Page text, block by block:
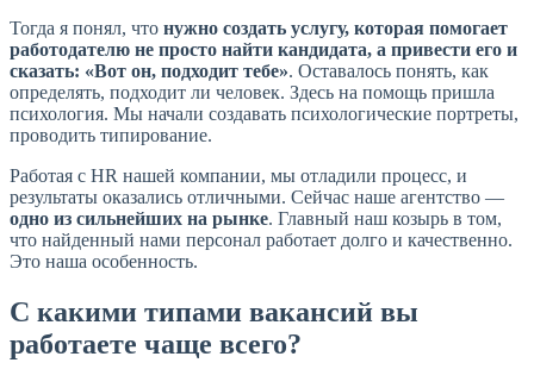
Тогда я понял, что нужно создать услугу, которая помогает
работодателю не просто найти кандидата, а привести его и
сказать: «Вот он, подходит тебе». Оставалось понять, как
определять, подходит ли человек. Здесь на помощь пришла
психология. Мы начали создавать психологические портреты,
проводить типирование.
Работая с HR нашей компании, мы отладили процесс, и
результаты оказались отличными. Сейчас наше агентство —
одно из сильнейших на рынке. Главный наш козырь в том,
что найденный нами персонал работает долго и качественно.
Это наша особенность.
С какими типами вакансий вы
работаете чаще всего?